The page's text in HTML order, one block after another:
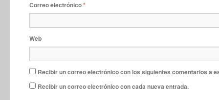
Correo electrónico*
Web
Recibir un correo electrónico con los siguientes comentarios a
Recibir un correo electrónico con cada nueva entrada.